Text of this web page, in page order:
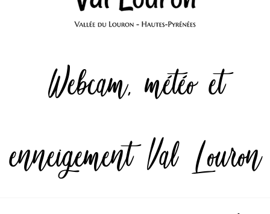
Webcam, météo et
enneigement Val Louron